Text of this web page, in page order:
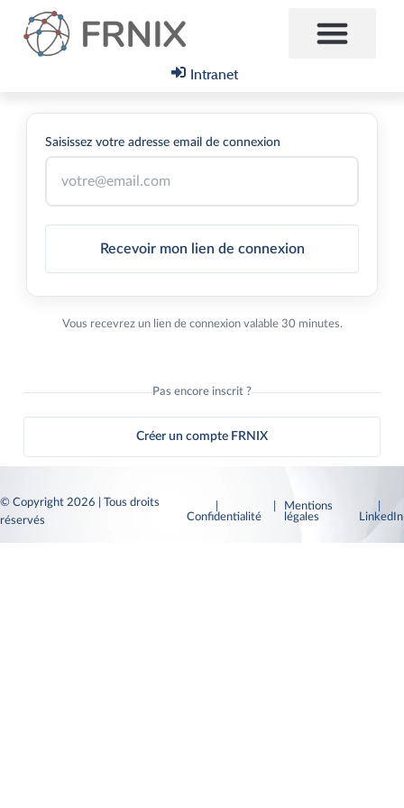
Intranet
Saisissez votre adresse email de connexion
Recevoir mon lien de connexion
Vous recevrez un lien de connexion valable 30 minutes.
Pas encore inscrit ?
Créer un compte FRNIX
© Copyright 2026 | Tous droits
réservés
Confidentialité
| Mentions
légales